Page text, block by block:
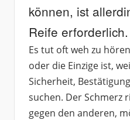
können, ist
Reife erforderlich.
Es tut oft weh zu
oder die Einzige ist,
Sicherheit,
suchen. Der Schmerz
gegen den anderen,